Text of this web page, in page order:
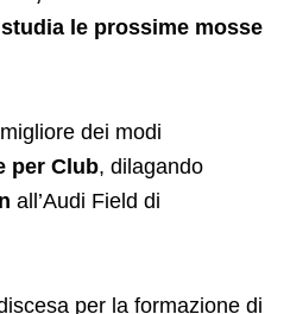
le prossime mosse
dei modi
per Club, dilagando
all’Audi Field di
per la formazione di